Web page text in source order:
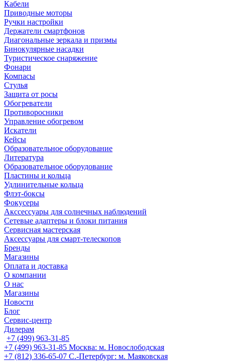
Кабели
Приводные моторы
Ручки настройки
Держатели смартфонов
Диагональные зеркала и призмы
Бинокулярные насадки
Туристическое снаряжение
Фонари
Компасы
Стулья
Защита от росы
Обогреватели
Противоросники
Управление обогревом
Искатели
Кейсы
Образовательное оборудование
Литература
Образовательное оборудование
Пластины и кольца
Удлинительные кольца
Флэт-боксы
Фокусеры
Акссессуары для солнечных наблюдений
Сетевые адаптеры и блоки питания
Сервисная мастерская
Аксессуары для смарт-телескопов
Бренды
Магазины
Оплата и доставка
О компании
О нас
Магазины
Новости
Блог
Сервис-центр
Дилерам
+7 (499) 963-31-85
+7 (499) 963-31-85 Москва: м. Новослободская
+7 (812) 336-65-07 С.-Петербург: м. Маяковская